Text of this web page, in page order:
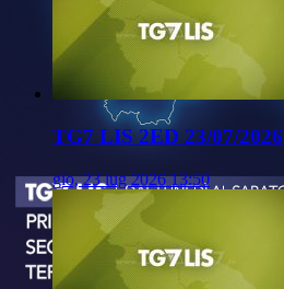
TG7 LIS 2ED 23/07/2026
gio, 23 lug 2026 13:50